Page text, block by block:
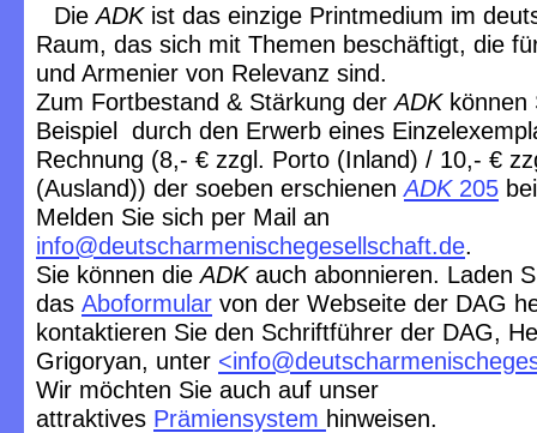
DieADKist das einzige Printmedium im
Raum, das sich mit Themen beschäftigt, die
und Armenier von Relevanz sind.
Zum Fortbestand & Stärkung derADKkönnen
Beispiel durch den Erwerb eines
Rechnung (8,- € zzgl. Porto (Inland) / 10,- €
(Ausland)) der soeben erschienenADK 205
Melden Sie sich per Mail an
info@deutscharmenischegesellschaft.de.
Sie können dieADKauch abonnieren. Laden
das Aboformular von der Webseite der DAG
kontaktieren Sie den Schriftführer der DAG,
Grigoryan, unter <
Wir möchten Sie auch auf unser
attraktives Prämiensystem hinweisen.